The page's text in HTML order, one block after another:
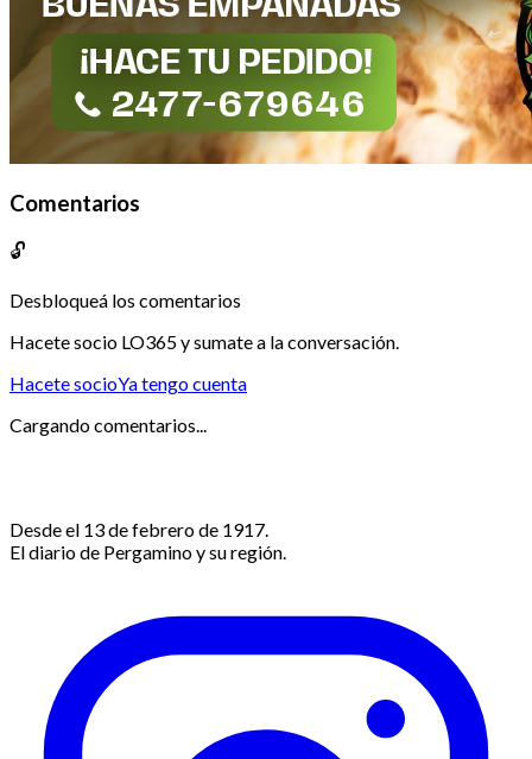
Comentarios
🔓
Desbloqueá los comentarios
Hacete socio LO365 y sumate a la conversación.
Hacete socioYa tengo cuenta
Cargando comentarios...
Desde el 13 de febrero de 1917.
El diario de Pergamino y su región.